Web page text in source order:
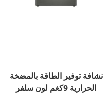
نشافة توفير الطاقة بالمضخة
الحرارية 9كغم لون سلفر